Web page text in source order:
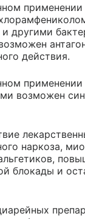
применении
другими
действия.
применении
возможен
наркоза,
блокады и